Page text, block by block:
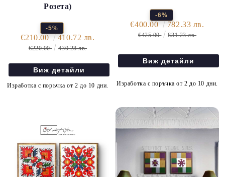
Розета)
-5%
€210.00 410.72 лв.
€220.00 430.28 лв.
Виж детайли
Изработка с поръчка от 2 до 10 дни.
-6%
€400.00 782.33 лв.
€425.00 831.23 лв.
Виж детайли
Изработка с поръчка от 2 до 10 дни.